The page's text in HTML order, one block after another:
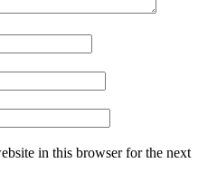
in this browser for the next